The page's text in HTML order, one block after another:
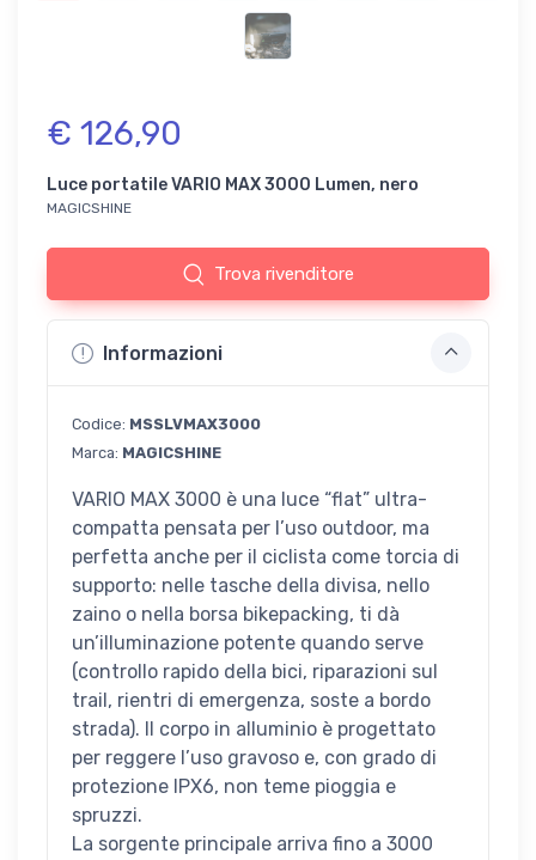
€ 126,90
Luce portatile VARIO MAX 3000 Lumen, nero
MAGICSHINE
Trova rivenditore
Informazioni
Codice: MSSLVMAX3000
Marca: MAGICSHINE
VARIO MAX 3000 è una luce “flat” ultra-
compatta pensata per l’uso outdoor, ma
perfetta anche per il ciclista come torcia di
supporto: nelle tasche della divisa, nello
zaino o nella borsa bikepacking, ti dà
un’illuminazione potente quando serve
(controllo rapido della bici, riparazioni sul
trail, rientri di emergenza, soste a bordo
strada). Il corpo in alluminio è progettato
per reggere l’uso gravoso e, con grado di
protezione IPX6, non teme pioggia e
spruzzi.
La sorgente principale arriva fino a 3000